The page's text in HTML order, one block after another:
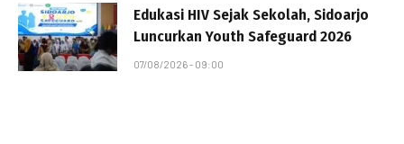
Edukasi HIV Sejak Sekolah, Sidoarjo
Luncurkan Youth Safeguard 2026
07/08/2026 - 09:00